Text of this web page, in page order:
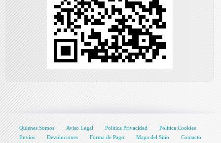
Quienes Somos Aviso Legal Política Privacidad
Política Cookies
Envíos
Devoluciones Forma de Pago Mapa del Sitio Contacto